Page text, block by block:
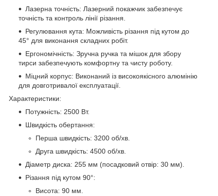
Лазерна точність: Лазерний покажчик забезпечує
точність та контроль лінії різання.
Регулювання кута: Можливість різання під кутом до
45° для виконання складних робіт.
Ергономічність: Зручна ручка та мішок для збору
тирси забезпечують комфортну та чисту роботу.
Міцний корпус: Виконаний із високоякісного алюмінію
для довготривалої експлуатації.
Характеристики:
Потужність: 2500 Вт.
Швидкість обертання:
Перша швидкість: 3200 об/хв.
Друга швидкість: 4500 об/хв.
Діаметр диска: 255 мм (посадковий отвір: 30 мм).
Різання під кутом 90°:
Висота: 90 мм.